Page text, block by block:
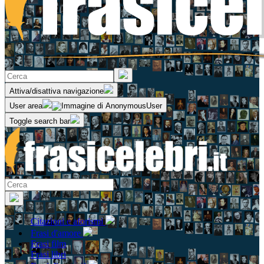
Attiva/disattiva navigazione
User area
Toggle search bar
Citazioni e aforismi
Frasi d'amore
Frasi film
Frasi libri